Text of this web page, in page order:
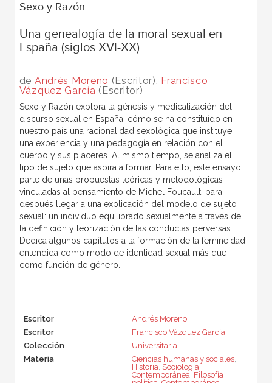
Sexo y Razón
Una genealogía de la moral sexual en
España (siglos XVI-XX)
de Andrés Moreno (Escritor), Francisco
Vázquez García (Escritor)
Sexo y Razón explora la génesis y medicalización del
discurso sexual en España, cómo se ha constituído en
nuestro país una racionalidad sexológica que instituye
una experiencia y una pedagogía en relación con el
cuerpo y sus placeres. Al mismo tiempo, se analiza el
tipo de sujeto que aspira a formar. Para ello, este ensayo
parte de unas propuestas teóricas y metodológicas
vinculadas al pensamiento de Michel Foucault, para
después llegar a una explicación del modelo de sujeto
sexual: un individuo equilibrado sexualmente a través de
la definición y teorización de las conductas perversas.
Dedica algunos capítulos a la formación de la femineidad
entendida como modo de identidad sexual más que
como función de género.
Escritor
Andrés Moreno
Escritor
Francisco Vázquez García
Colección
Universitaria
Materia
Ciencias humanas y sociales,
Historia, Sociología,
Contemporánea, Filosofía